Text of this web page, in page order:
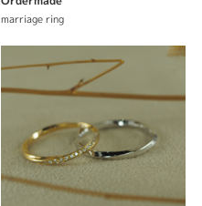
marriage ring